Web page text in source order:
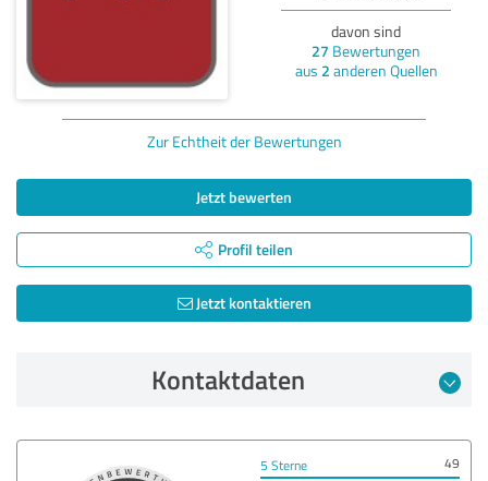
davon sind
27 Bewertungen
aus 2 anderen Quellen
Zur Echtheit der Bewertungen
Jetzt bewerten
Profil teilen
Jetzt kontaktieren
Kontaktdaten
5 Sterne
49